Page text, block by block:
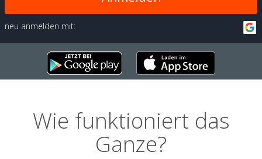
neu anmelden mit:
Wie funktioniert das
Ganze?